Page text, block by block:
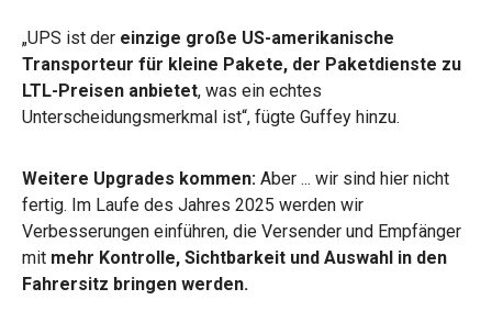
„UPS ist der einzige große US-amerikanische
Transporteur für kleine Pakete, der Paketdienste zu
LTL-Preisen anbietet, was ein echtes
Unterscheidungsmerkmal ist“, fügte Guffey hinzu.
Weitere Upgrades kommen: Aber ... wir sind hier nicht
fertig. Im Laufe des Jahres 2025 werden wir
Verbesserungen einführen, die Versender und Empfänger
mit mehr Kontrolle, Sichtbarkeit und Auswahl in den
Fahrersitz bringen werden.